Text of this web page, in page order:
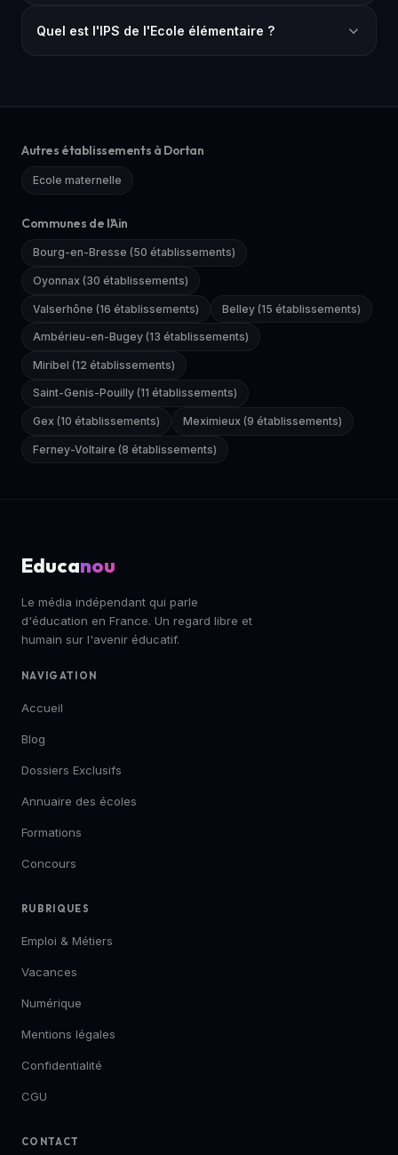
Quel est l'IPS de l'Ecole élémentaire ?
Autres établissements à Dortan
Ecole maternelle
Communes de l'Ain
Bourg-en-Bresse (50 établissements)
Oyonnax (30 établissements)
Valserhône (16 établissements) Belley (15 établissements)
Ambérieu-en-Bugey (13 établissements)
Miribel (12 établissements)
Saint-Genis-Pouilly (11 établissements)
Gex (10 établissements) Meximieux (9 établissements)
Ferney-Voltaire (8 établissements)
Educanou
Le média indépendant qui parle
d'éducation en France. Un regard libre et
humain sur l'avenir éducatif.
NAVIGATION
Accueil
Blog
Dossiers Exclusifs
Annuaire des écoles
Formations
Concours
RUBRIQUES
Emploi & Métiers
Vacances
Numérique
Mentions légales
Confidentialité
CGU
CONTACT